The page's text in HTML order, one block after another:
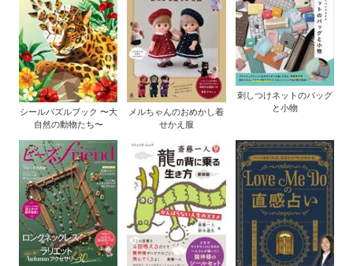
シールパズルブック 〜大
自然の動物たち〜
メルちゃんのおめかし着
せかえ服
刺しつけネットのバッグ
と小物